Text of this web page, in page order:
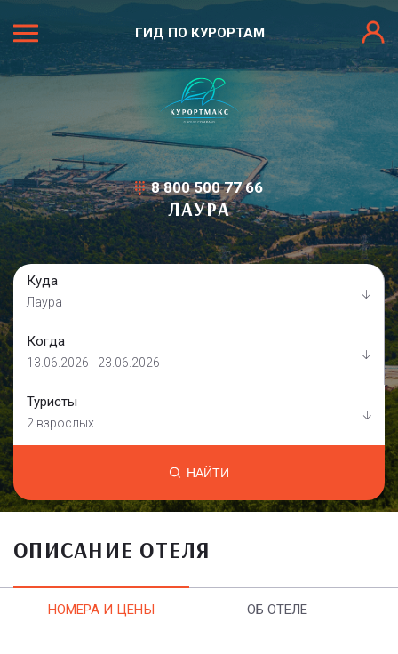
ГИД ПО КУРОРТАМ
8 800 500 77 66
ЛАУРА
Куда
Лаура
Когда
13.06.2026 - 23.06.2026
Туристы
2 взрослых
НАЙТИ
ОПИСАНИЕ ОТЕЛЯ
НОМЕРА И ЦЕНЫ ОБ ОТЕЛЕ